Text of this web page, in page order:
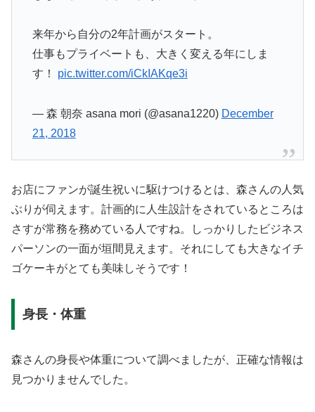
来年から自分の2年計画がスタート。
仕事もプライベートも、大きく変える年にしま
す！ pic.twitter.com/iCkIAKqe3i
— 森 朝奈 asana mori (@asana1220) December
21, 2018
お店にファンが誕生祝いに駆けつけるとは、森さんの人気
ぶりが伺えます。計画的に人生設計をされているところは
さすが常務を務めている人ですね。しっかりしたビジネス
パーソンの一面が垣間見えます。それにしても大きなイチ
ゴケーキがとても美味しそうです！
身長・体重
森さんの身長や体重について調べましたが、正確な情報は
見つかりませんでした。